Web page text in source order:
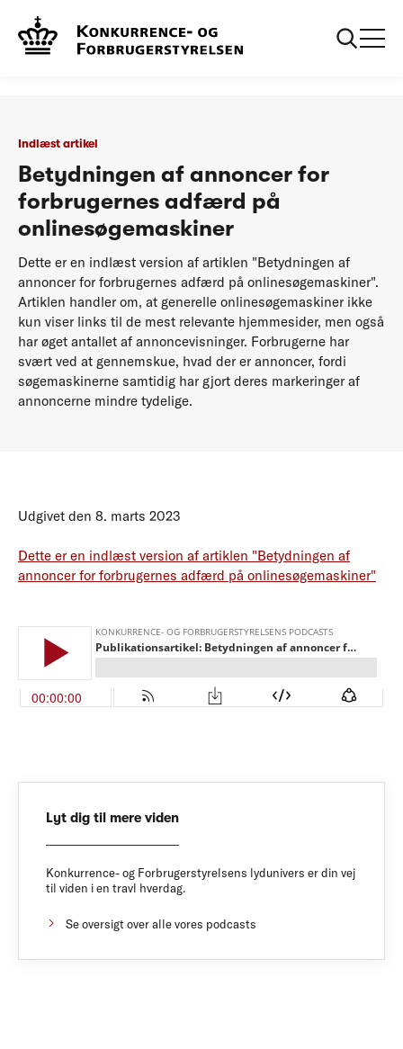
Podcasts
på onlinesøgemaskiner
Indlæst artikel
Betydningen af annoncer for
forbrugernes adfærd på
onlinesøgemaskiner
Dette er en indlæst version af artiklen "Betydningen af
annoncer for forbrugernes adfærd på onlinesøgemaskiner".
Artiklen handler om, at generelle onlinesøgemaskiner ikke
kun viser links til de mest relevante hjemmesider, men også
har øget antallet af annoncevisninger. Forbrugerne har
svært ved at gennemskue, hvad der er annoncer, fordi
søgemaskinerne samtidig har gjort deres markeringer af
annoncerne mindre tydelige.
Udgivet den 8. marts 2023
Dette er en indlæst version af artiklen "Betydningen af
annoncer for forbrugernes adfærd på onlinesøgemaskiner"
Lyt dig til mere viden
Konkurrence- og Forbrugerstyrelsens lydunivers er din vej
til viden i en travl hverdag.
Se oversigt over alle vores podcasts